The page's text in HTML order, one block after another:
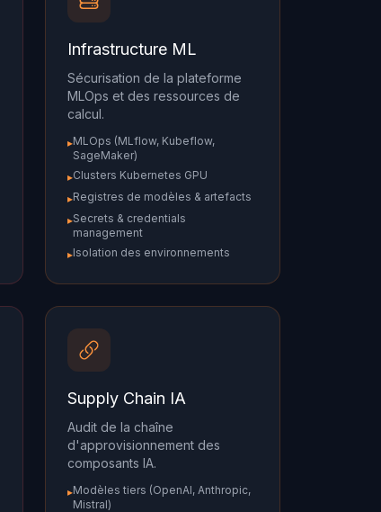
Infrastructure ML
Sécurisation de la plateforme
MLOps et des ressources de
calcul.
▸MLOps (MLflow, Kubeflow,
SageMaker)
▸Clusters Kubernetes GPU
▸Registres de modèles & artefacts
▸Secrets & credentials
management
▸Isolation des environnements
Supply Chain IA
Audit de la chaîne
d'approvisionnement des
composants IA.
▸Modèles tiers (OpenAI, Anthropic,
Mistral)